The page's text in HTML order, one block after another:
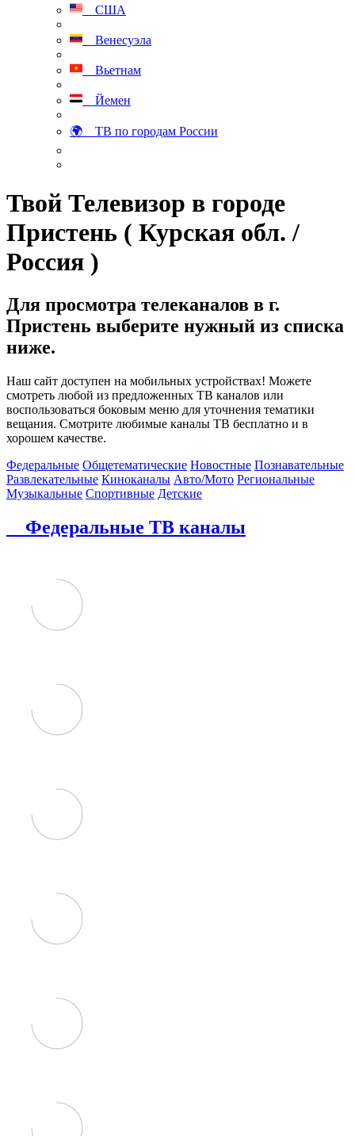
США
Венесуэла
Вьетнам
Йемен
🌍 ТВ по городам России
Твой Телевизор в городе
Пристень ( Курская обл. /
Россия )
Для просмотра телеканалов в г.
Пристень выберите нужный из списка
ниже.
Наш сайт доступен на мобильных устройствах! Можете
смотреть любой из предложенных ТВ каналов или
воспользоваться боковым меню для уточнения тематики
вещания. Смотрите любимые каналы ТВ бесплатно и в
хорошем качестве.
Федеральные Общетематические Новостные Познавательные
Развлекательные Киноканалы Авто/Мото Региональные
Музыкальные Спортивные Детские
Федеральные ТВ каналы